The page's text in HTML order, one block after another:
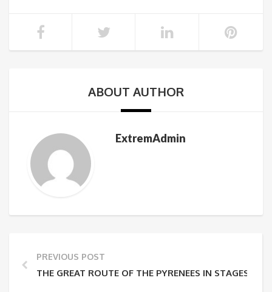
ABOUT AUTHOR
ExtremAdmin
PREVIOUS POST
THE GREAT ROUTE OF THE PYRENEES IN STAGES